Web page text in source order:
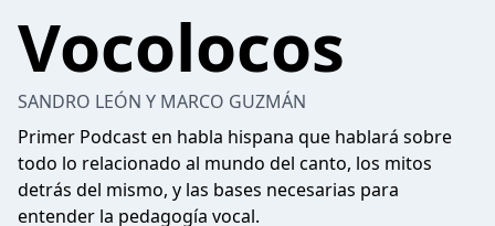
Vocolocos
SANDRO LEÓN Y MARCO GUZMÁN
Primer Podcast en habla hispana que hablará sobre
todo lo relacionado al mundo del canto, los mitos
detrás del mismo, y las bases necesarias para
entender la pedagogía vocal.